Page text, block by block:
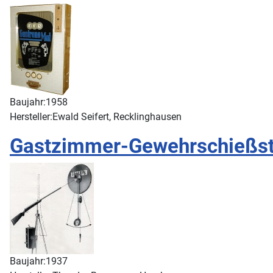
Baujahr:1958
Hersteller:Ewald Seifert, Recklinghausen
Gastzimmer-
Baujahr:1937